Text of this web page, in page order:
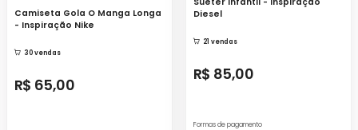
Camiseta Gola O Manga Longa
- Inspiração Nike
30 vendas
R$ 65,00
Diesel
21 vendas
R$ 85,00
Formas de pagamento